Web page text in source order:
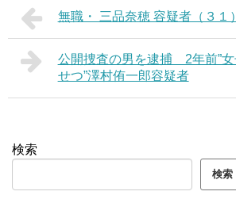
無職・ 三品奈穂 容疑者（３１
公開捜査の男を逮捕 2年前”女
せつ”澤村侑一郎容疑者
検索
検索